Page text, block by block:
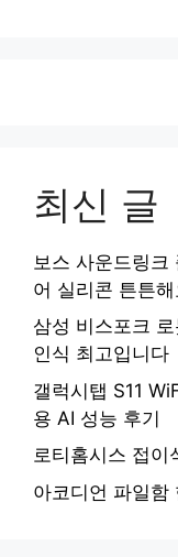
최신 글
보스 사운드링
어 실리콘 튼튼해
삼성 비스포크
인식 최고입니다
갤럭시탭 S11
용 AI 성능 후기
로티홈시스 접이
아코디언 파일함